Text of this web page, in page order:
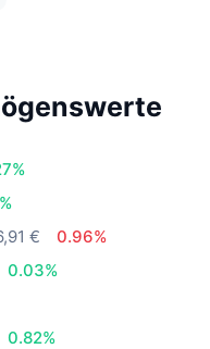
€
0.96%
0.03%
0.82%